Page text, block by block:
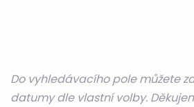
Do vyhledávacího pole můžete
datumy dle vlastní volby.